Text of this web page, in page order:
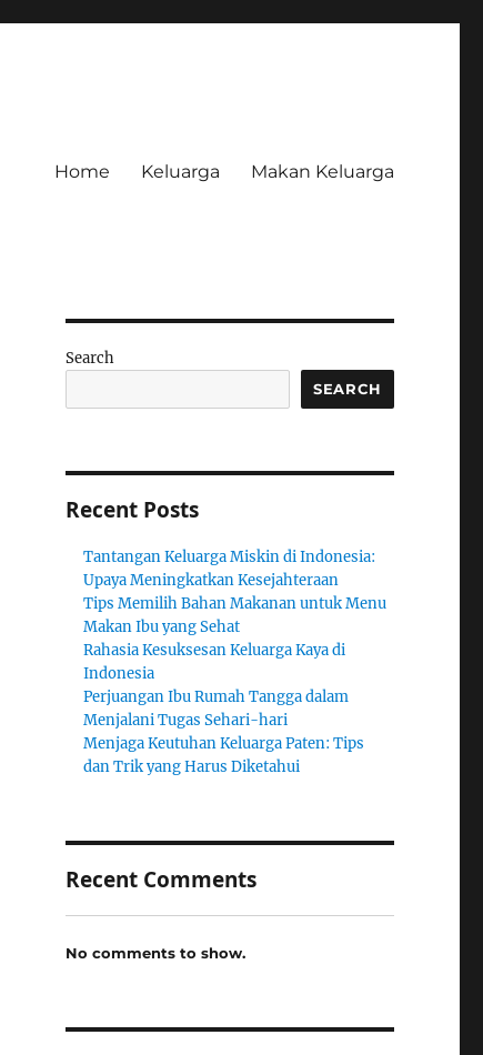
Home Keluarga Makan Keluarga
Search
SEARCH
Recent Posts
Tantangan Keluarga Miskin di Indonesia:
Upaya Meningkatkan Kesejahteraan
Tips Memilih Bahan Makanan untuk Menu
Makan Ibu yang Sehat
Rahasia Kesuksesan Keluarga Kaya di
Indonesia
Perjuangan Ibu Rumah Tangga dalam
Menjalani Tugas Sehari-hari
Menjaga Keutuhan Keluarga Paten: Tips
dan Trik yang Harus Diketahui
Recent Comments
No comments to show.